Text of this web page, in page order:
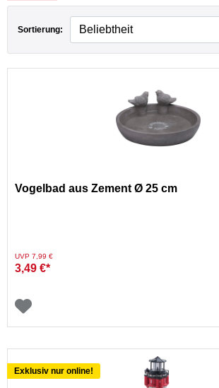
Sortierung:
Vogelbad aus Zement Ø 25 cm
Preis reduziert von
UVP 7,99 €auf
3,49 €*
Exklusiv nur online!